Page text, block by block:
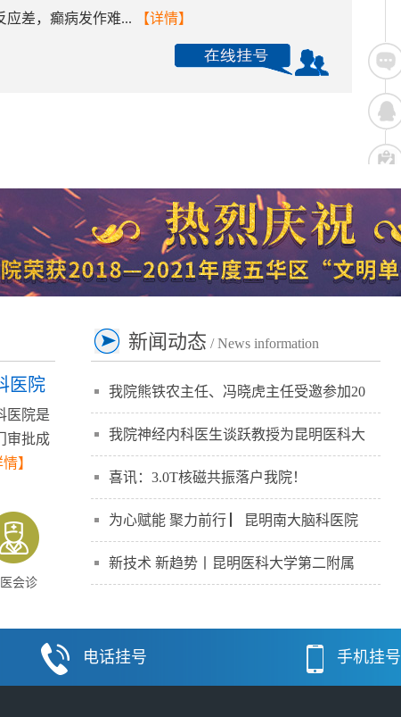
应差，癫病发作难...
【详情】
医院
医院是
审批成
情】
会诊
新闻动态 / News information
我院熊铁农主任、冯晓虎主任受邀参加20
我院神经内科医生谈跃教授为昆明医科大
喜讯：3.0T核磁共振落户我院！
为心赋能 聚力前行 ▏昆明南大脑科医院
新技术 新趋势丨昆明医科大学第二附属
电话挂号 手机挂号